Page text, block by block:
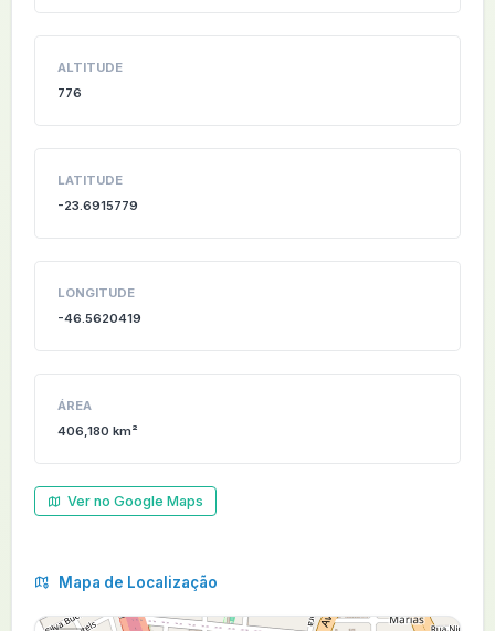
ALTITUDE
776
LATITUDE
-23.6915779
LONGITUDE
-46.5620419
ÁREA
406,180 km²
Ver no Google Maps
Mapa de Localização